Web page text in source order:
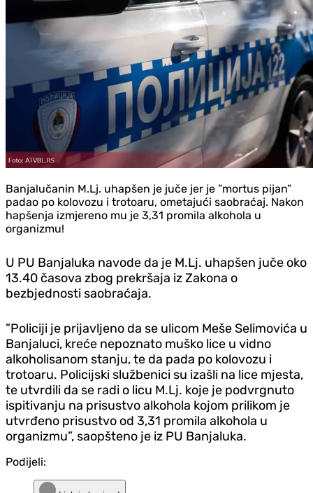
Banjalučanin M.Lj. uhapšen je juče jer je ”mortus pijan”
padao po kolovozu i trotoaru, ometajući saobraćaj. Nakon
hapšenja izmjereno mu je 3,31 promila alkohola u
organizmu!
U PU Banjaluka navode da je M.Lj. uhapšen juče oko
13.40 časova zbog prekršaja iz Zakona o
bezbjednosti saobraćaja.
”Policiji je prijavljeno da se ulicom Meše Selimovića u
Banjaluci, kreće nepoznato muško lice u vidno
alkoholisanom stanju, te da pada po kolovozu i
trotoaru. Policijski službenici su izašli na lice mjesta,
te utvrdili da se radi o licu M.Lj. koje je podvrgnuto
ispitivanju na prisustvo alkohola kojom prilikom je
utvrđeno prisustvo od 3,31 promila alkohola u
organizmu”, saopšteno je iz PU Banjaluka.
Podijeli: